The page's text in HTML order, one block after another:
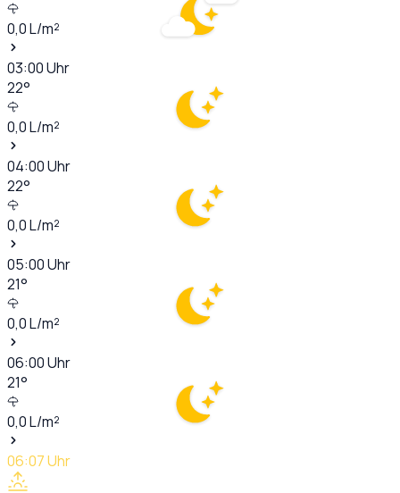
0,0L/m²
03:00Uhr
22°
0,0L/m²
04:00Uhr
22°
0,0L/m²
05:00Uhr
21°
0,0L/m²
06:00Uhr
21°
0,0L/m²
06:07Uhr